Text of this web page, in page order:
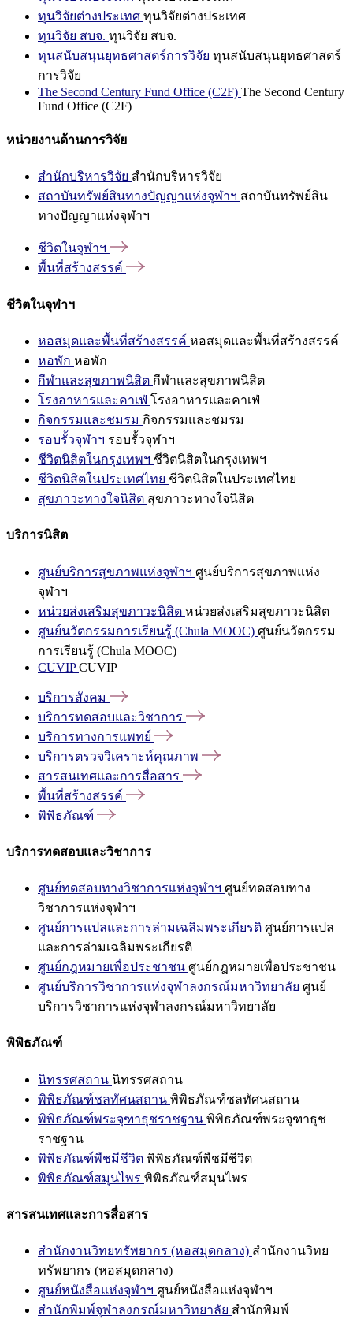
ทุนวิจัยต่างประเทศ ทุนวิจัยต่างประเทศ
ทุนวิจัย สบจ. ทุนวิจัย สบจ.
ทุนสนับสนุนยุทธศาสตร์การวิจัย ทุนสนับสนุนยุทธศาสตร์
การวิจัย
The Second Century Fund Office (C2F) The Second Century
Fund Office (C2F)
หน่วยงานด้านการวิจัย
สำนักบริหารวิจัย สำนักบริหารวิจัย
สถาบันทรัพย์สินทางปัญญาแห่งจุฬาฯ สถาบันทรัพย์สิน
ทางปัญญาแห่งจุฬาฯ
ชีวิตในจุฬาฯ
พื้นที่สร้างสรรค์
ชีวิตในจุฬาฯ
หอสมุดและพื้นที่สร้างสรรค์ หอสมุดและพื้นที่สร้างสรรค์
หอพัก หอพัก
กีฬาและสุขภาพนิสิต กีฬาและสุขภาพนิสิต
โรงอาหารและคาเฟ่ โรงอาหารและคาเฟ่
กิจกรรมและชมรม กิจกรรมและชมรม
รอบรั้วจุฬาฯ รอบรั้วจุฬาฯ
ชีวิตนิสิตในกรุงเทพฯ ชีวิตนิสิตในกรุงเทพฯ
ชีวิตนิสิตในประเทศไทย ชีวิตนิสิตในประเทศไทย
สุขภาวะทางใจนิสิต สุขภาวะทางใจนิสิต
บริการนิสิต
ศูนย์บริการสุขภาพแห่งจุฬาฯ ศูนย์บริการสุขภาพแห่ง
จุฬาฯ
หน่วยส่งเสริมสุขภาวะนิสิต หน่วยส่งเสริมสุขภาวะนิสิต
ศูนย์นวัตกรรมการเรียนรู้ (Chula MOOC) ศูนย์นวัตกรรม
การเรียนรู้ (Chula MOOC)
CUVIPCUVIP
บริการสังคม
บริการทดสอบและวิชาการ
บริการทางการแพทย์
บริการตรวจวิเคราะห์คุณภาพ
สารสนเทศและการสื่อสาร
พื้นที่สร้างสรรค์
พิพิธภัณฑ์
บริการทดสอบและวิชาการ
ศูนย์ทดสอบทางวิชาการแห่งจุฬาฯ ศูนย์ทดสอบทาง
วิชาการแห่งจุฬาฯ
ศูนย์การแปลและการล่ามเฉลิมพระเกียรติ ศูนย์การแปล
และการล่ามเฉลิมพระเกียรติ
ศูนย์กฎหมายเพื่อประชาชน ศูนย์กฎหมายเพื่อประชาชน
ศูนย์บริการวิชาการแห่งจุฬาลงกรณ์มหาวิทยาลัย ศูนย์
บริการวิชาการแห่งจุฬาลงกรณ์มหาวิทยาลัย
พิพิธภัณฑ์
นิทรรศสถาน นิทรรศสถาน
พิพิธภัณฑ์ชลทัศนสถาน พิพิธภัณฑ์ชลทัศนสถาน
พิพิธภัณฑ์พระจุฑาธุชราชฐาน พิพิธภัณฑ์พระจุฑาธุช
ราชฐาน
พิพิธภัณฑ์พืชมีชีวิต พิพิธภัณฑ์พืชมีชีวิต
พิพิธภัณฑ์สมุนไพร พิพิธภัณฑ์สมุนไพร
สารสนเทศและการสื่อสาร
สำนักงานวิทยทรัพยากร (หอสมุดกลาง) สำนักงานวิทย
ทรัพยากร (หอสมุดกลาง)
ศูนย์หนังสือแห่งจุฬาฯ ศูนย์หนังสือแห่งจุฬาฯ
สำนักพิมพ์จุฬาลงกรณ์มหาวิทยาลัย สำนักพิมพ์